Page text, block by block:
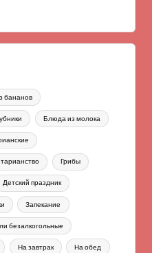
бананов
Блюда из молока
Грибы
Детский праздник
Запекание
безалкогольные
На завтрак На обед